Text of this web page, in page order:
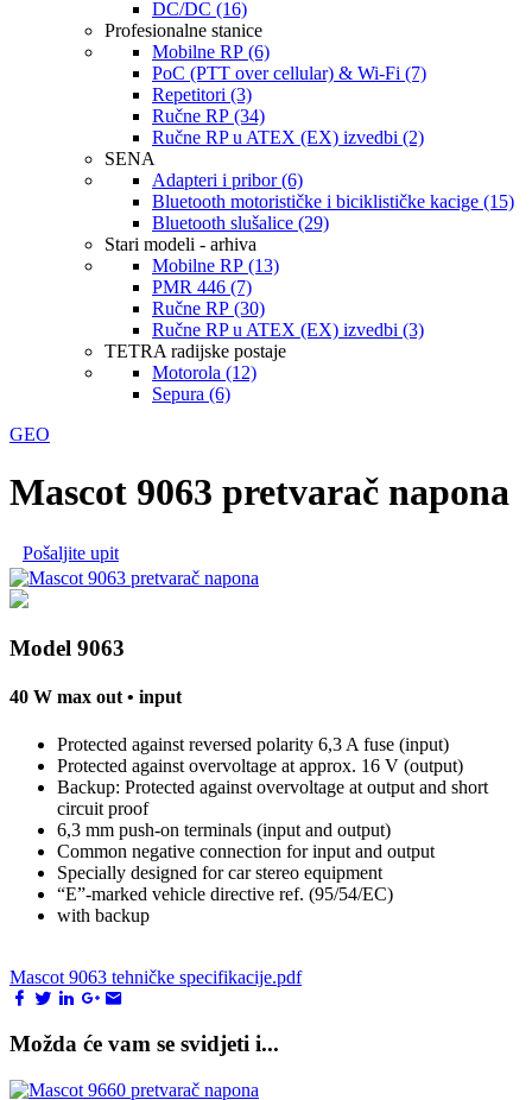
DC/DC (16)
Profesionalne stanice
Mobilne RP (6)
PoC (PTT over cellular) & Wi-Fi (7)
Repetitori (3)
Ručne RP (34)
Ručne RP u ATEX (EX) izvedbi (2)
SENA
Adapteri i pribor (6)
Bluetooth motorističke i biciklističke kacige (15)
Bluetooth slušalice (29)
Stari modeli - arhiva
Mobilne RP (13)
PMR 446 (7)
Ručne RP (30)
Ručne RP u ATEX (EX) izvedbi (3)
TETRA radijske postaje
Motorola (12)
Sepura (6)
GEO
Mascot 9063 pretvarač napona
Pošaljite upit
Model 9063
40 W max out • input
Protected against reversed polarity 6,3 A fuse (input)
Protected against overvoltage at approx. 16 V (output)
Backup: Protected against overvoltage at output and short
circuit proof
6,3 mm push-on terminals (input and output)
Common negative connection for input and output
Specially designed for car stereo equipment
“E”-marked vehicle directive ref. (95/54/EC)
with backup
Mascot 9063 tehničke specifikacije.pdf
Možda će vam se svidjeti i...